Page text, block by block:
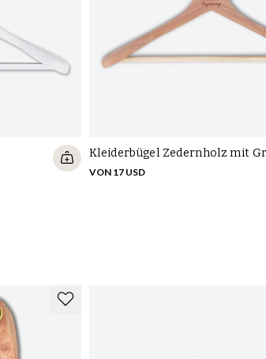
Kleiderbügel Zedernholz mit
VON 17 USD